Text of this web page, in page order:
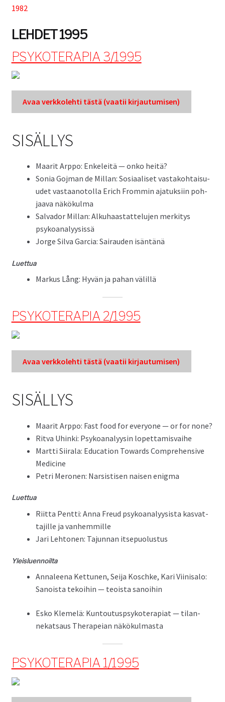
Tuki
1982
LEHDET 1995
PSYKOTERAPIA 3/1995
Avaa verkkole­hti tästä (vaatii kir­jau­tu­misen)
SISÄLLYS
Maar­it Arp­po: Enkeleitä — onko heitä?
Sonia Goj­man de Mil­lan: Sosi­aaliset vas­tako­htaisu­
udet vas­taan­otol­la Erich From­min ajatuk­si­in poh­
jaa­va näkökulma
Sal­vador Mil­lan: Alkuhaas­tat­telu­jen merk­i­tys
psykoanalyysissä
Jorge Sil­va Gar­cia: Sairau­den isäntänä
Luet­tua
Markus Lång: Hyvän ja pahan välillä
PSYKOTERAPIA 2/1995
Avaa verkkole­hti tästä (vaatii kir­jau­tu­misen)
SISÄLLYS
Maar­it Arp­po: Fast food for every­one — or for none?
Rit­va Uhin­ki: Psyko­ana­lyysin lopettamisvaihe
Mart­ti Siirala: Edu­ca­tion Towards Com­pre­hen­sive
Medicine
Petri Mero­nen: Nar­sis­tisen naisen enigma
Luet­tua
Riit­ta Pent­ti: Anna Freud psyko­ana­ly­y­sista kas­vat­
ta­jille ja vanhemmille
Jari Lehto­nen: Tajun­nan itsepuolustus
Yleis­luen­noil­ta
Annaleena Ket­tunen, Sei­ja Koschke, Kari Viin­isa­lo:
Sanoista tekoi­hin — teoista sanoihin
Esko Klemelä: Kuntou­tusp­sykoter­api­at — tilan­
nekat­saus Ther­a­peian näkökulmasta
PSYKOTERAPIA 1/1995